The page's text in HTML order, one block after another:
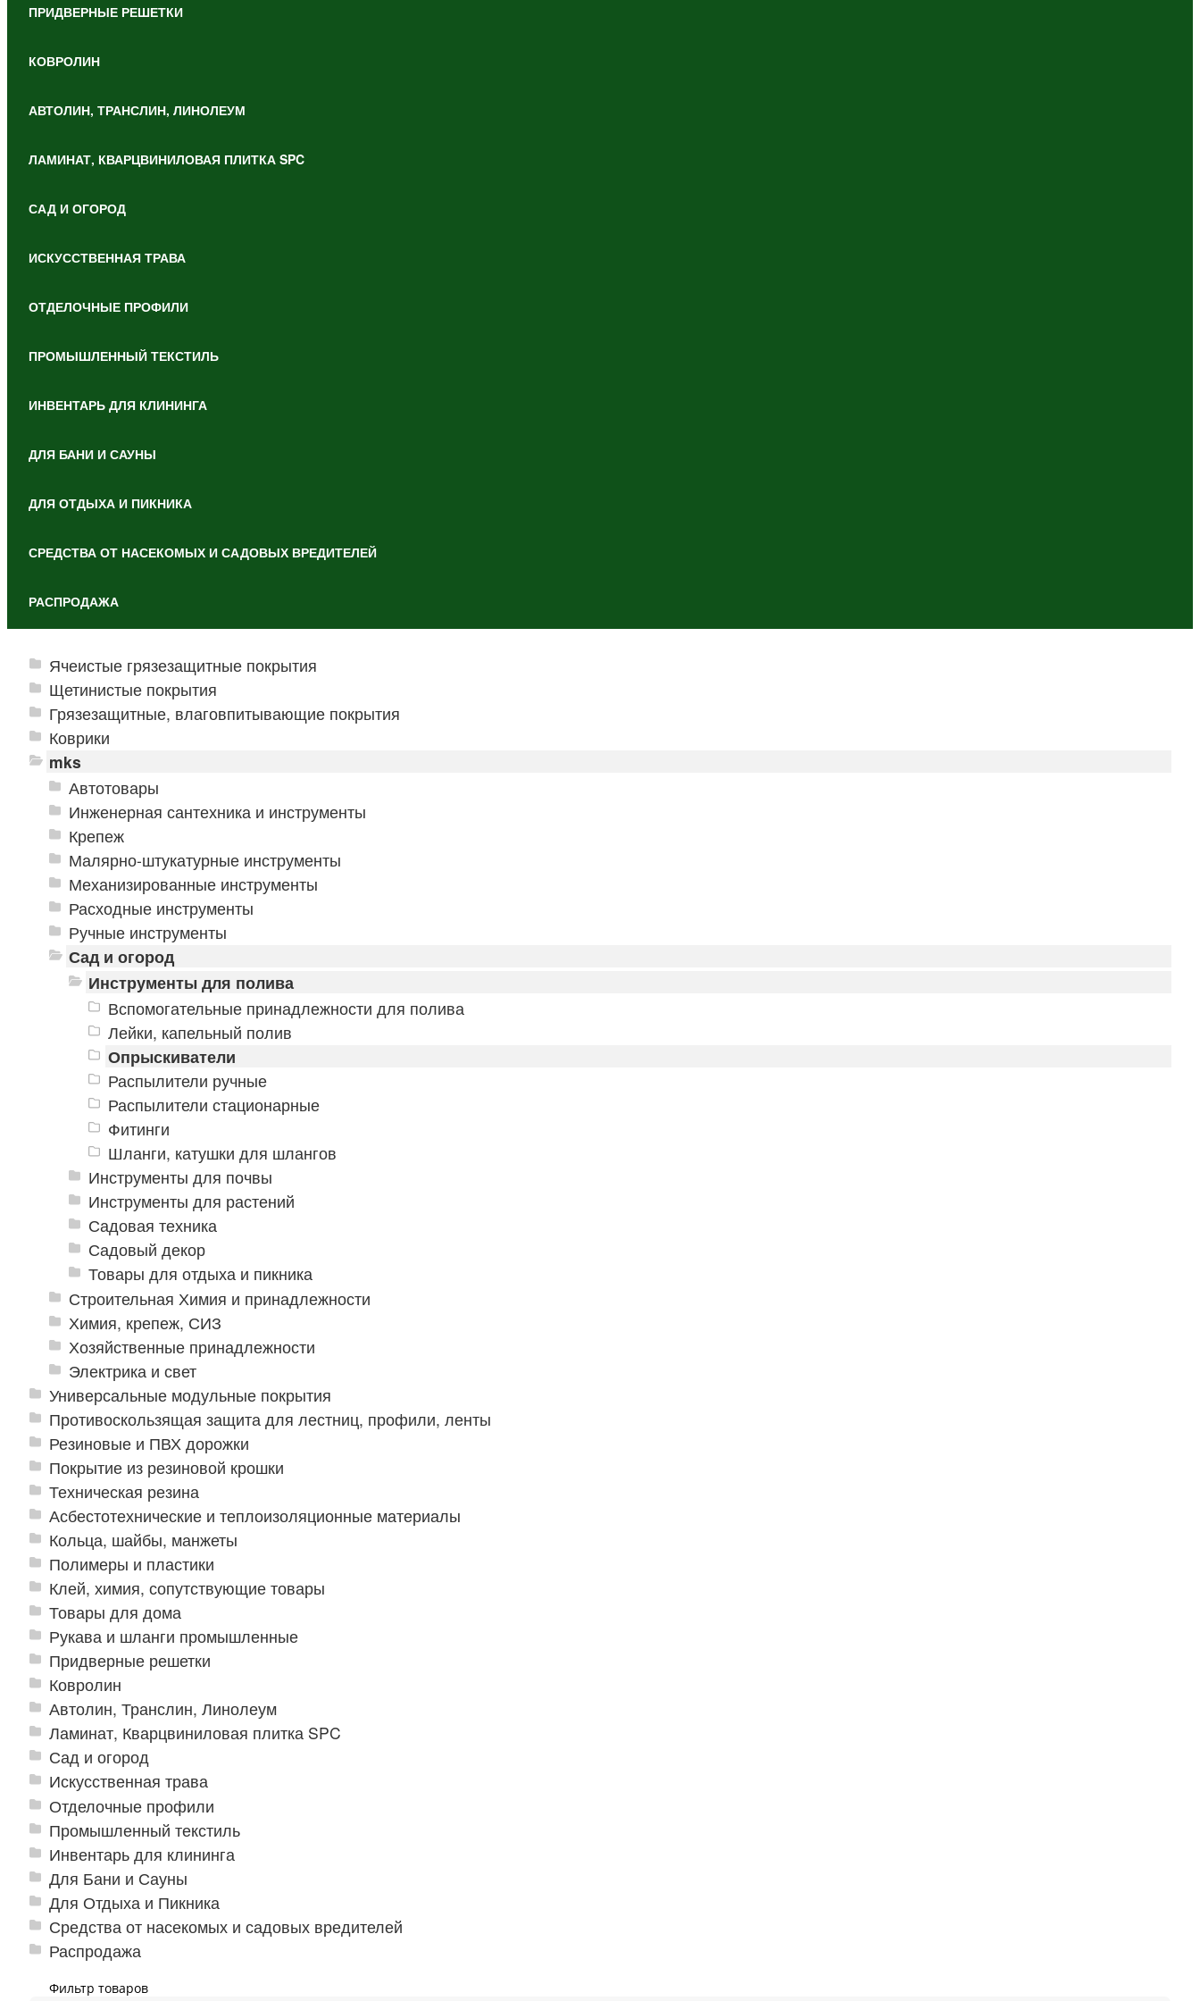
ПРИДВЕРНЫЕ РЕШЕТКИ
КОВРОЛИН
АВТОЛИН, ТРАНСЛИН, ЛИНОЛЕУМ
ЛАМИНАТ, КВАРЦВИНИЛОВАЯ ПЛИТКА SPC
САД И ОГОРОД
ИСКУССТВЕННАЯ ТРАВА
ОТДЕЛОЧНЫЕ ПРОФИЛИ
ПРОМЫШЛЕННЫЙ ТЕКСТИЛЬ
ИНВЕНТАРЬ ДЛЯ КЛИНИНГА
ДЛЯ БАНИ И САУНЫ
ДЛЯ ОТДЫХА И ПИКНИКА
СРЕДСТВА ОТ НАСЕКОМЫХ И САДОВЫХ ВРЕДИТЕЛЕЙ
РАСПРОДАЖА
Фильтр товаров
Ячеистые грязезащитные покрытия
Щетинистые покрытия
Грязезащитные, влаговпитывающие покрытия
Коврики
mks
Автотовары
Инженерная сантехника и инструменты
Крепеж
Малярно-штукатурные инструменты
Механизированные инструменты
Расходные инструменты
Ручные инструменты
Сад и огород
Инструменты для полива
Вспомогательные принадлежности для полива
Лейки, капельный полив
Опрыскиватели
Распылители ручные
Распылители стационарные
Фитинги
Шланги, катушки для шлангов
Инструменты для почвы
Инструменты для растений
Садовая техника
Садовый декор
Товары для отдыха и пикника
Строительная Химия и принадлежности
Химия, крепеж, СИЗ
Хозяйственные принадлежности
Электрика и свет
Универсальные модульные покрытия
Противоскользящая защита для лестниц, профили, ленты
Резиновые и ПВХ дорожки
Покрытие из резиновой крошки
Техническая резина
Асбестотехнические и теплоизоляционные материалы
Кольца, шайбы, манжеты
Полимеры и пластики
Клей, химия, сопутствующие товары
Товары для дома
Рукава и шланги промышленные
Придверные решетки
Ковролин
Автолин, Транслин, Линолеум
Ламинат, Кварцвиниловая плитка SPC
Сад и огород
Искусственная трава
Отделочные профили
Промышленный текстиль
Инвентарь для клининга
Для Бани и Сауны
Для Отдыха и Пикника
Средства от насекомых и садовых вредителей
Распродажа